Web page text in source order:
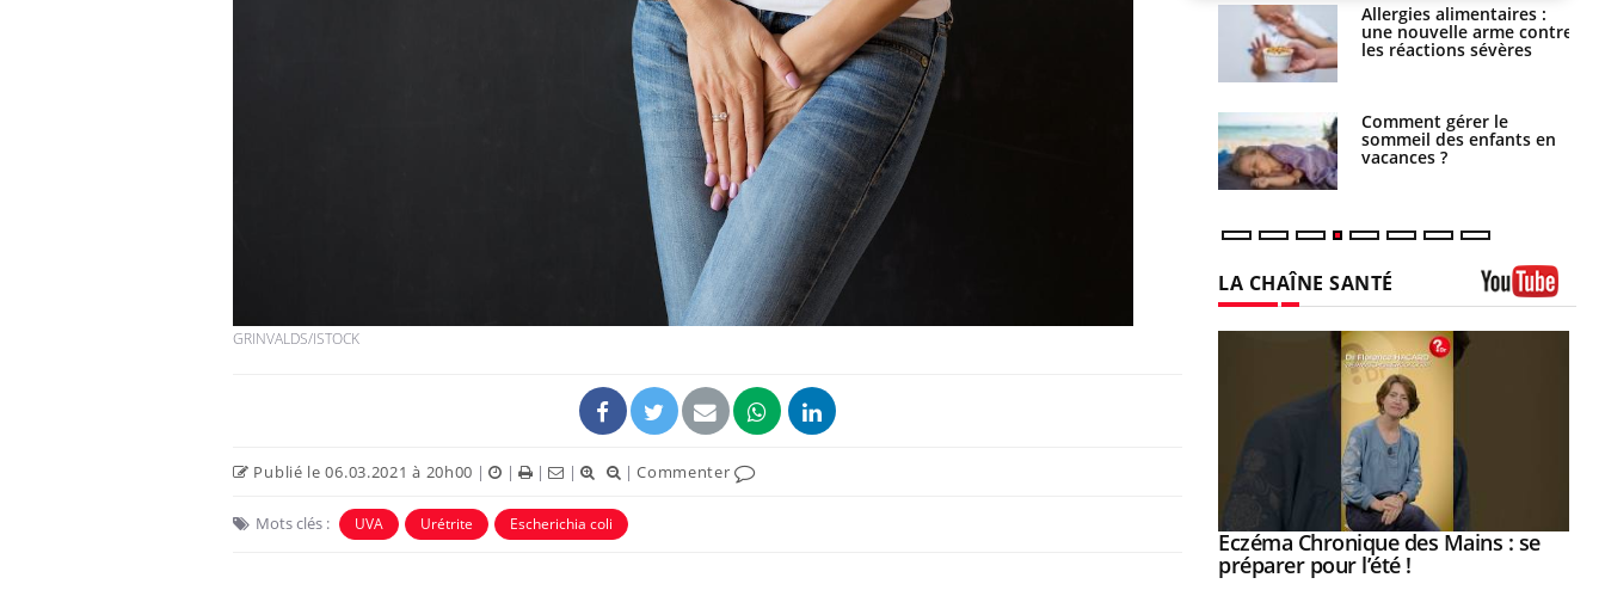
GRINVALDS/ISTOCK
Publié le 06.03.2021 à 20h00 | | | | |Commenter
Mots clés : UVA Urétrite Escherichia coli
Pourquoi manger moins
de protéines pourrait
finalement être bénéfique
Grossesse et chaleur : ce
que dit la science
Allergies alimentaires :
une nouvelle arme contre
les réactions sévères
Comment gérer le
sommeil des enfants en
vacances ?
LA CHAÎNE SANTÉ
Eczéma Chronique des Mains : Youtube
Carence en fer : comprendre pour Youtube
Eczéma Chronique des Mains : se
préparer pour l’été !Youtube